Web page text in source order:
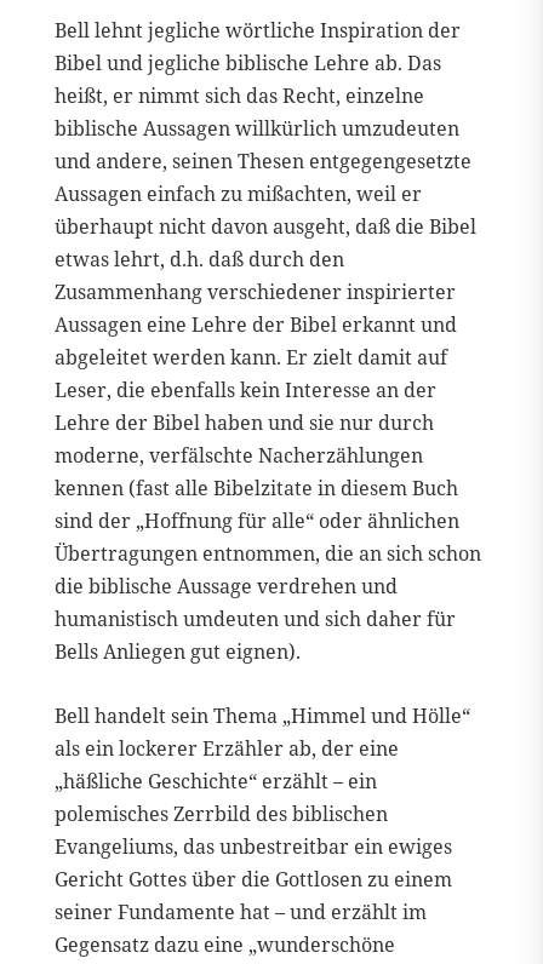
Bell lehnt jegliche wörtliche Inspiration der
Bibel und jegliche biblische Lehre ab. Das
heißt, er nimmt sich das Recht, einzelne
biblische Aussagen willkürlich umzudeuten
und andere, seinen Thesen entgegengesetzte
Aussagen einfach zu mißachten, weil er
überhaupt nicht davon ausgeht, daß die Bibel
etwas lehrt, d.h. daß durch den
Zusammenhang verschiedener inspirierter
Aussagen eine Lehre der Bibel erkannt und
abgeleitet werden kann. Er zielt damit auf
Leser, die ebenfalls kein Interesse an der
Lehre der Bibel haben und sie nur durch
moderne, verfälschte Nacherzählungen
kennen (fast alle Bibelzitate in diesem Buch
sind der „Hoffnung für alle“ oder ähnlichen
Übertragungen entnommen, die an sich schon
die biblische Aussage verdrehen und
humanistisch umdeuten und sich daher für
Bells Anliegen gut eignen).
Bell handelt sein Thema „Himmel und Hölle“
als ein lockerer Erzähler ab, der eine
„häßliche Geschichte“ erzählt – ein
polemisches Zerrbild des biblischen
Evangeliums, das unbestreitbar ein ewiges
Gericht Gottes über die Gottlosen zu einem
seiner Fundamente hat – und erzählt im
Gegensatz dazu eine „wunderschöne